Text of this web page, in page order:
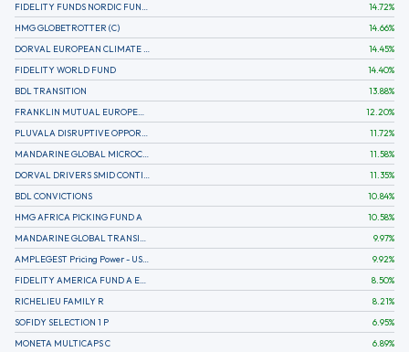
FIDELITY FUNDS NORDIC FUND A
14.72%
HMG GLOBETROTTER (C)
14.66%
DORVAL EUROPEAN CLIMATE INITIATIVE R (C)
14.45%
FIDELITY WORLD FUND
14.40%
BDL TRANSITION
13.88%
FRANKLIN MUTUAL EUROPEAN FUND A EUR (C)
12.20%
PLUVALA DISRUPTIVE OPPORTUNITIES
11.72%
MANDARINE GLOBAL MICROCAP
11.58%
DORVAL DRIVERS SMID CONTINENTAL EUROPE
11.35%
BDL CONVICTIONS
10.84%
HMG AFRICA PICKING FUND A
10.58%
MANDARINE GLOBAL TRANSITION R
9.97%
AMPLEGEST Pricing Power - US - AC
9.92%
FIDELITY AMERICA FUND A EUR (C)
8.50%
RICHELIEU FAMILY R
8.21%
SOFIDY SELECTION 1 P
6.95%
MONETA MULTICAPS C
6.89%